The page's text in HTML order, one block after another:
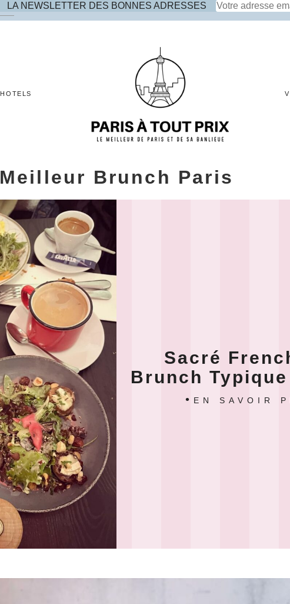
HOTELS
Meilleur Brunch Paris
Sacré
Brunch
EN SAVOIR
LA NEWSLETTER DES BONNES ADRESSES